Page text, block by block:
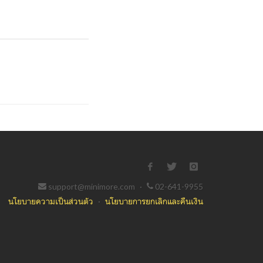
support@minimore.com ·
02-641-9955
นโยบายความเป็นส่วนตัว · นโยบายการยกเลิกและคืนเงิน